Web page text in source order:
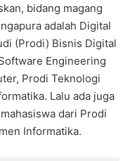
bidang magang
adalah Digital
(Prodi) Bisnis Digital
Engineering
Prodi Teknologi
Lalu ada juga
dari Prodi
Informatika.